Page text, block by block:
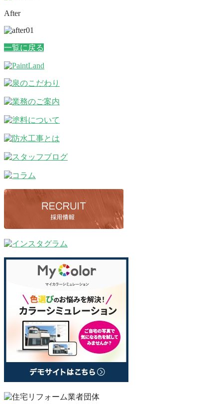
After
一覧に戻る